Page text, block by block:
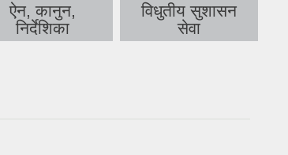
ऐन, कानुन,
निर्देशिका
विधुतीय सुशासन
सेवा